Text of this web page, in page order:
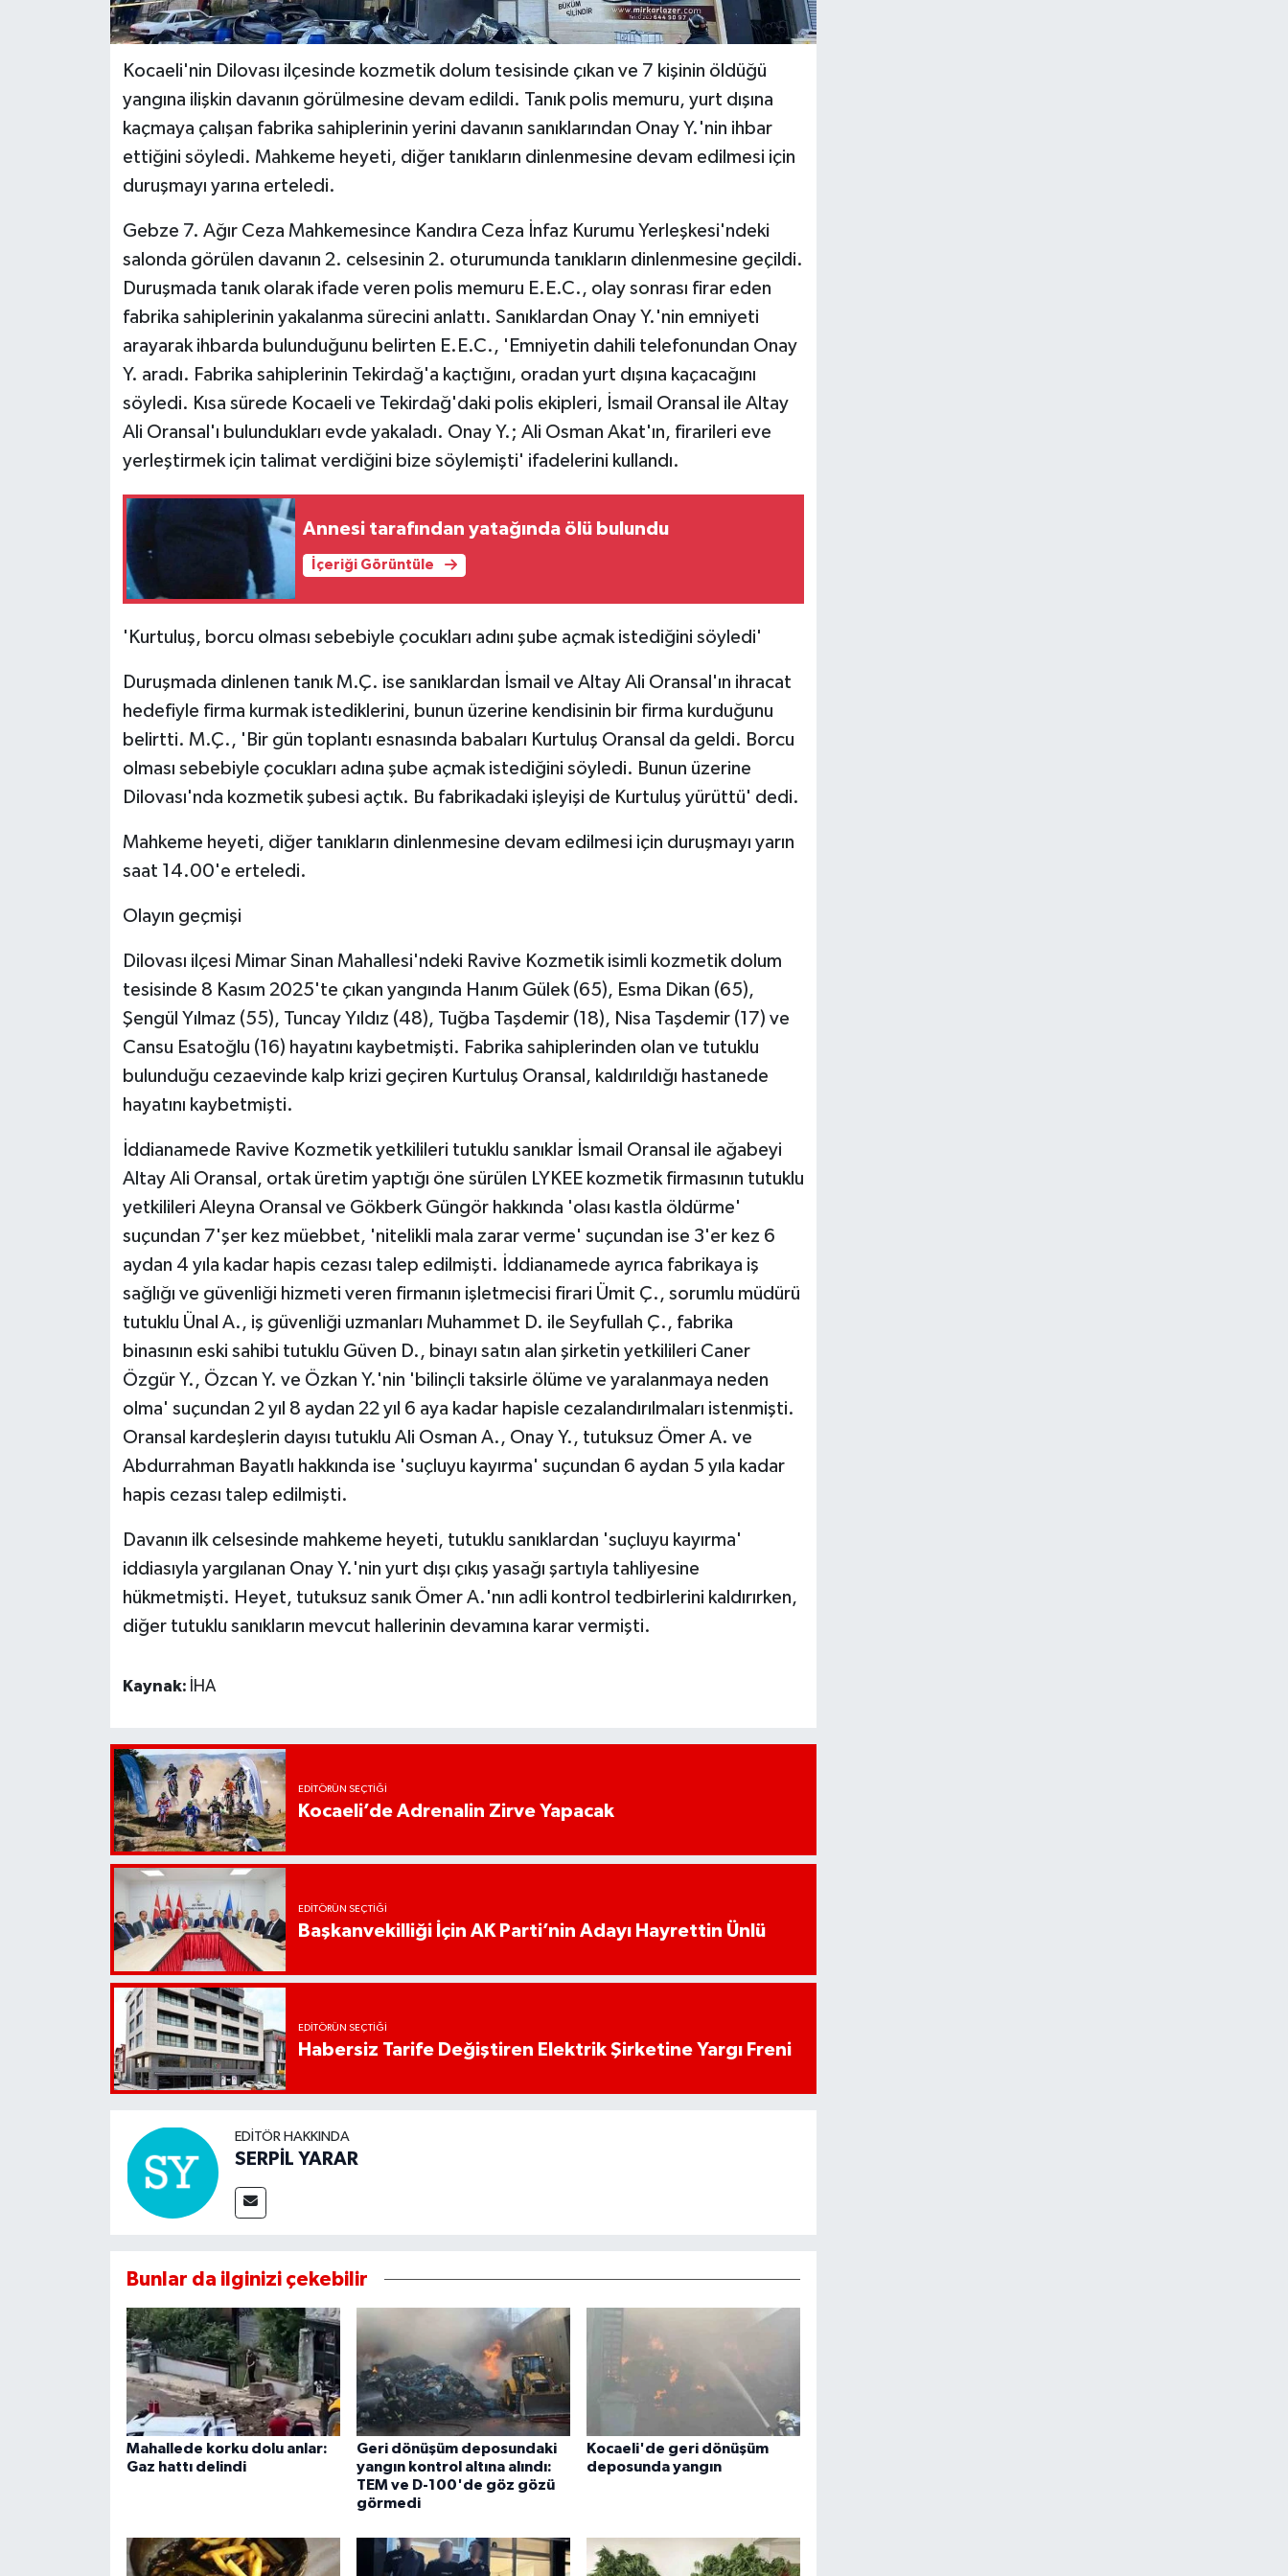
Kocaeli'nin Dilovası ilçesinde kozmetik dolum tesisinde çıkan ve 7 kişinin öldüğü
yangına ilişkin davanın görülmesine devam edildi. Tanık polis memuru, yurt dışına
kaçmaya çalışan fabrika sahiplerinin yerini davanın sanıklarından Onay Y.'nin ihbar
ettiğini söyledi. Mahkeme heyeti, diğer tanıkların dinlenmesine devam edilmesi için
duruşmayı yarına erteledi.
Gebze 7. Ağır Ceza Mahkemesince Kandıra Ceza İnfaz Kurumu Yerleşkesi'ndeki
salonda görülen davanın 2. celsesinin 2. oturumunda tanıkların dinlenmesine geçildi.
Duruşmada tanık olarak ifade veren polis memuru E.E.C., olay sonrası firar eden
fabrika sahiplerinin yakalanma sürecini anlattı. Sanıklardan Onay Y.'nin emniyeti
arayarak ihbarda bulunduğunu belirten E.E.C., 'Emniyetin dahili telefonundan Onay
Y. aradı. Fabrika sahiplerinin Tekirdağ'a kaçtığını, oradan yurt dışına kaçacağını
söyledi. Kısa sürede Kocaeli ve Tekirdağ'daki polis ekipleri, İsmail Oransal ile Altay
Ali Oransal'ı bulundukları evde yakaladı. Onay Y.; Ali Osman Akat'ın, firarileri eve
yerleştirmek için talimat verdiğini bize söylemişti' ifadelerini kullandı.
Annesi tarafından yatağında ölü bulundu
İçeriği Görüntüle
'Kurtuluş, borcu olması sebebiyle çocukları adını şube açmak istediğini söyledi'
Duruşmada dinlenen tanık M.Ç. ise sanıklardan İsmail ve Altay Ali Oransal'ın ihracat
hedefiyle firma kurmak istediklerini, bunun üzerine kendisinin bir firma kurduğunu
belirtti. M.Ç., 'Bir gün toplantı esnasında babaları Kurtuluş Oransal da geldi. Borcu
olması sebebiyle çocukları adına şube açmak istediğini söyledi. Bunun üzerine
Dilovası'nda kozmetik şubesi açtık. Bu fabrikadaki işleyişi de Kurtuluş yürüttü' dedi.
Mahkeme heyeti, diğer tanıkların dinlenmesine devam edilmesi için duruşmayı yarın
saat 14.00'e erteledi.
Olayın geçmişi
Dilovası ilçesi Mimar Sinan Mahallesi'ndeki Ravive Kozmetik isimli kozmetik dolum
tesisinde 8 Kasım 2025'te çıkan yangında Hanım Gülek (65), Esma Dikan (65),
Şengül Yılmaz (55), Tuncay Yıldız (48), Tuğba Taşdemir (18), Nisa Taşdemir (17) ve
Cansu Esatoğlu (16) hayatını kaybetmişti. Fabrika sahiplerinden olan ve tutuklu
bulunduğu cezaevinde kalp krizi geçiren Kurtuluş Oransal, kaldırıldığı hastanede
hayatını kaybetmişti.
İddianamede Ravive Kozmetik yetkilileri tutuklu sanıklar İsmail Oransal ile ağabeyi
Altay Ali Oransal, ortak üretim yaptığı öne sürülen LYKEE kozmetik firmasının tutuklu
yetkilileri Aleyna Oransal ve Gökberk Güngör hakkında 'olası kastla öldürme'
suçundan 7'şer kez müebbet, 'nitelikli mala zarar verme' suçundan ise 3'er kez 6
aydan 4 yıla kadar hapis cezası talep edilmişti. İddianamede ayrıca fabrikaya iş
sağlığı ve güvenliği hizmeti veren firmanın işletmecisi firari Ümit Ç., sorumlu müdürü
tutuklu Ünal A., iş güvenliği uzmanları Muhammet D. ile Seyfullah Ç., fabrika
binasının eski sahibi tutuklu Güven D., binayı satın alan şirketin yetkilileri Caner
Özgür Y., Özcan Y. ve Özkan Y.'nin 'bilinçli taksirle ölüme ve yaralanmaya neden
olma' suçundan 2 yıl 8 aydan 22 yıl 6 aya kadar hapisle cezalandırılmaları istenmişti.
Oransal kardeşlerin dayısı tutuklu Ali Osman A., Onay Y., tutuksuz Ömer A. ve
Abdurrahman Bayatlı hakkında ise 'suçluyu kayırma' suçundan 6 aydan 5 yıla kadar
hapis cezası talep edilmişti.
Davanın ilk celsesinde mahkeme heyeti, tutuklu sanıklardan 'suçluyu kayırma'
iddiasıyla yargılanan Onay Y.'nin yurt dışı çıkış yasağı şartıyla tahliyesine
hükmetmişti. Heyet, tutuksuz sanık Ömer A.'nın adli kontrol tedbirlerini kaldırırken,
diğer tutuklu sanıkların mevcut hallerinin devamına karar vermişti.
Kaynak: İHA
EDITÖRÜN SEÇTIĞI
Kocaeli’de Adrenalin Zirve Yapacak
EDITÖRÜN SEÇTIĞI
Başkanvekilliği İçin AK Parti’nin Adayı Hayrettin Ünlü
EDITÖRÜN SEÇTIĞI
Habersiz Tarife Değiştiren Elektrik Şirketine Yargı Freni
EDITÖR HAKKINDA
SERPİL YARAR
Bunlar da ilginizi çekebilir
Mahallede korku dolu anlar:
Gaz hattı delindi
Geri dönüşüm deposundaki
yangın kontrol altına alındı:
TEM ve D-100'de göz gözü
görmedi
Kocaeli'de geri dönüşüm
deposunda yangın